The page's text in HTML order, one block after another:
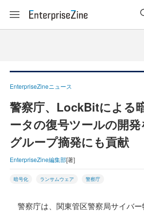
EnterpriseZineニュース
警察庁、LockBitによる
ータの復号ツールの開
グループ摘発にも貢献
EnterpriseZine編集部[著]
暗号化 ランサムウェア 警察庁
警察庁は、関東管区警察局サイバー